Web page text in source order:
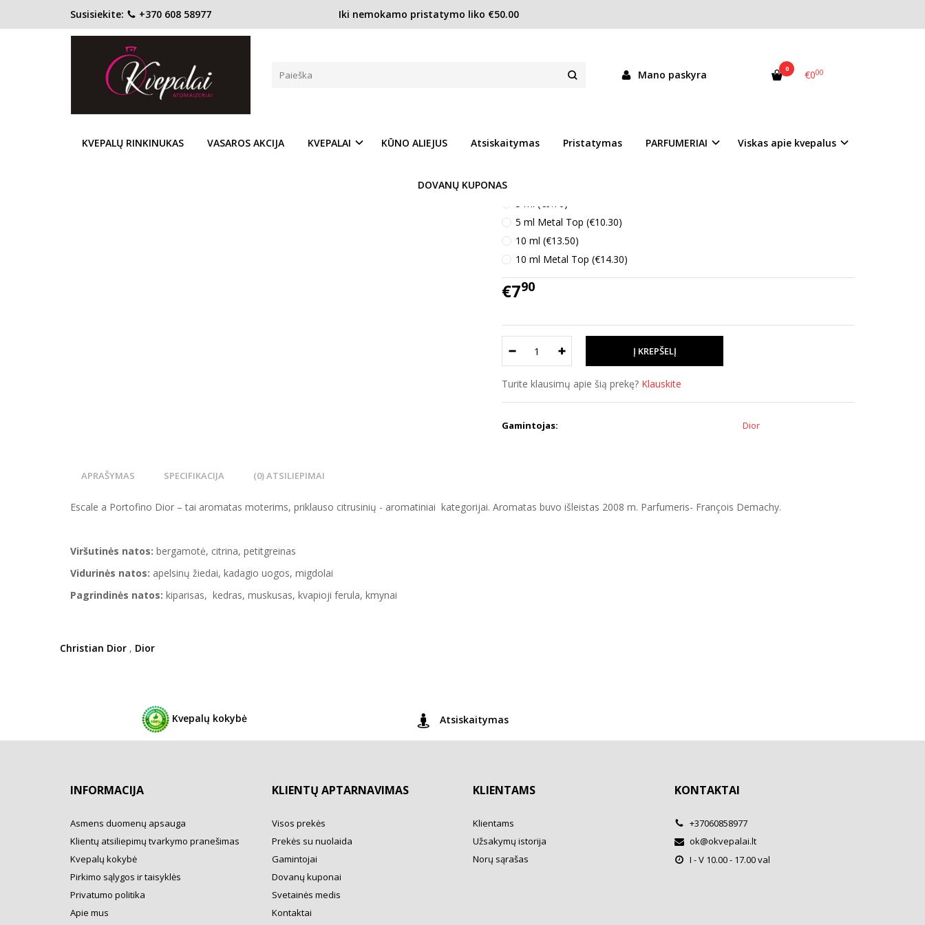
Susisiekite: +370 608 58977 Iki nemokamo pristatymo liko €50.00
Mano paskyra 0 €000
KVEPALŲ RINKINUKAS VASAROS AKCIJA KVEPALAI KŪNO ALIEJUS Atsiskaitymas Pristatymas PARFUMERIAI Viskas apie kvepalus
DOVANŲ KUPONAS
Pagrindinis KONCENTRACIJA Tualetinis vanduo (EDT) Dior Escale a Portofino EDT moterims
DIOR ESCALE A PORTOFINO EDT MOTERIMS
Į PALYGINIMĄ
5 ml (€9.70)
5 ml Metal Top (€10.30)
10 ml (€13.50)
10 ml Metal Top (€14.30)
€790
Turite klausimų apie šią prekę? Klauskite
Gamintojas: Dior
APRAŠYMAS SPECIFIKACIJA (0) ATSILIEPIMAI
Escale a Portofino Dior – tai aromatas moterims, priklauso citrusinių - aromatiniai kategorijai. Aromatas buvo išleistas 2008 m. Parfumeris- François Demachy.
Viršutinės natos: bergamotė, citrina, petitgreinas
Vidurinės natos: apelsinų žiedai, kadagio uogos, migdolai
Pagrindinės natos: kiparisas, kedras, muskusas, kvapioji ferula, kmynai
Christian Dior , Dior
Kvepalų kokybė Atsiskaitymas
INFORMACIJA
Asmens duomenų apsauga
Klientų atsiliepimų tvarkymo pranešimas
Kvepalų kokybė
Pirkimo sąlygos ir taisyklės
Privatumo politika
Apie mus
KLIENTŲ APTARNAVIMAS
Visos prekės
Prekės su nuolaida
Gamintojai
Dovanų kuponai
Svetainės medis
Kontaktai
KLIENTAMS
Klientams
Užsakymų istorija
Norų sąrašas
KONTAKTAI
+37060858977
ok@okvepalai.lt
I - V 10.00 - 17.00 val